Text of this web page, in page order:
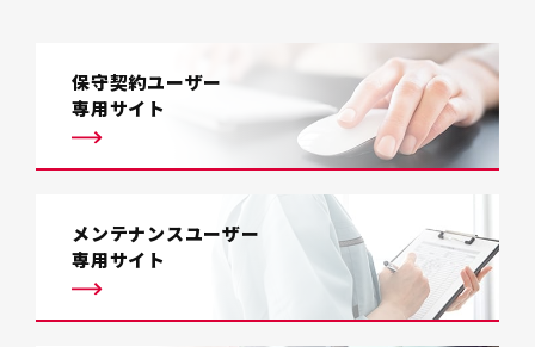
保守契約ユーザー
専用サイト
メンテナンスユーザー
専用サイト